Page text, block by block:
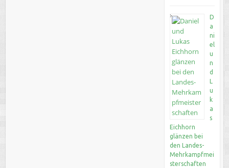
D
a
ni
el
u
n
d
u
k
a
s
Eichhorn
glänzen bei
den Landes-
Mehrkampfmei
sterschaften